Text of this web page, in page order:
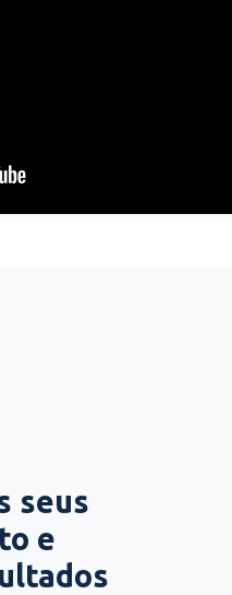
seus
e